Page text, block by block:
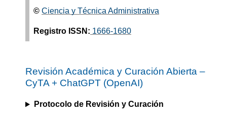
© Ciencia y Técnica Administrativa
Registro ISSN: 1666-1680
Revisión Académica y Curación Abierta –
CyTA+ ChatGPT (OpenAI)
Protocolo de Revisión y Curación